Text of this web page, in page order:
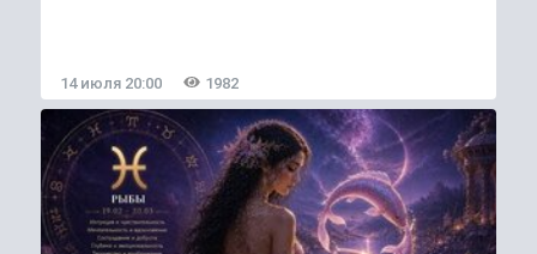
14 июля 20:00 1982